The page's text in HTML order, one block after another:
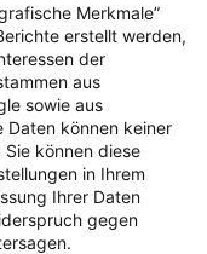
Merkmale”
erstellt werden,
der
aus
sowie aus
Daten können keiner
können diese
in Ihrem
Ihrer Daten
gegen